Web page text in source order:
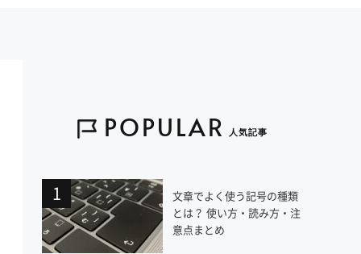
POPULAR 人気記事
文章でよく使う記号の種類
とは？ 使い方・読み方・注
意点まとめ